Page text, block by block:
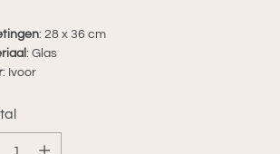
: 28 x 36 cm
: Glas
: Ivoor